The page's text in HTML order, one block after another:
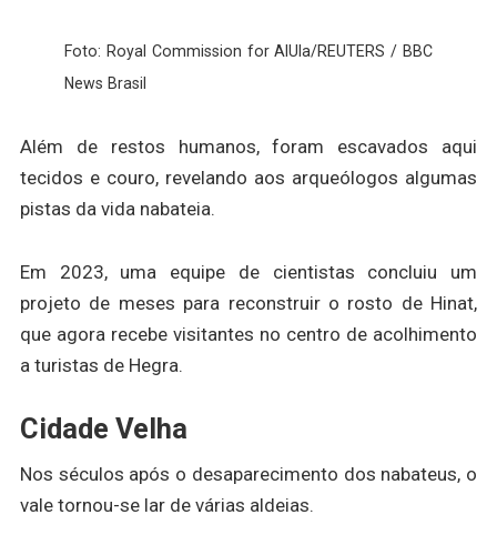
Foto: Royal Commission for AlUla/REUTERS / BBC
News Brasil
Além de restos humanos, foram escavados aqui
tecidos e couro, revelando aos arqueólogos algumas
pistas da vida nabateia.
Em 2023, uma equipe de cientistas concluiu um
projeto de meses para reconstruir o rosto de Hinat,
que agora recebe visitantes no centro de acolhimento
a turistas de Hegra.
Cidade Velha
Nos séculos após o desaparecimento dos nabateus, o
vale tornou-se lar de várias aldeias.